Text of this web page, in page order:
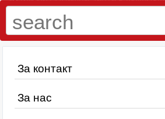
чантичка AP731424
За контакт
За нас